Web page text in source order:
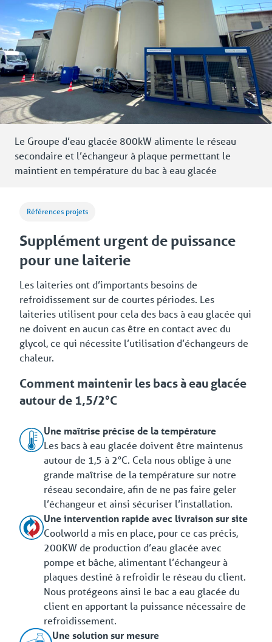
Références projets
Supplément urgent de puissance
pour une laiterie
Les laiteries ont d’importants besoins de
refroidissement sur de courtes périodes. Les
laiteries utilisent pour cela des bacs à eau glacée qui
ne doivent en aucun cas être en contact avec du
glycol, ce qui nécessite l’utilisation d’échangeurs de
chaleur.
Comment maintenir les bacs à eau glacée
autour de 1,5/2°C
Une maîtrise précise de la température
Les bacs à eau glacée doivent être maintenus
autour de 1,5 à 2°C. Cela nous oblige à une
grande maîtrise de la température sur notre
réseau secondaire, afin de ne pas faire geler
l’échangeur et ainsi sécuriser l’installation.
Une intervention rapide avec livraison sur site
Coolworld a mis en place, pour ce cas précis,
200KW de production d’eau glacée avec
pompe et bâche, alimentant l’échangeur à
plaques destiné à refroidir le réseau du client.
Nous protégeons ainsi le bac a eau glacée du
client en apportant la puissance nécessaire de
refroidissement.
Une solution sur mesure
Le Groupe d’eau glacée 800kW alimente le réseau
secondaire et l’échangeur à plaque permettant le
maintient en température du bac à eau glacée